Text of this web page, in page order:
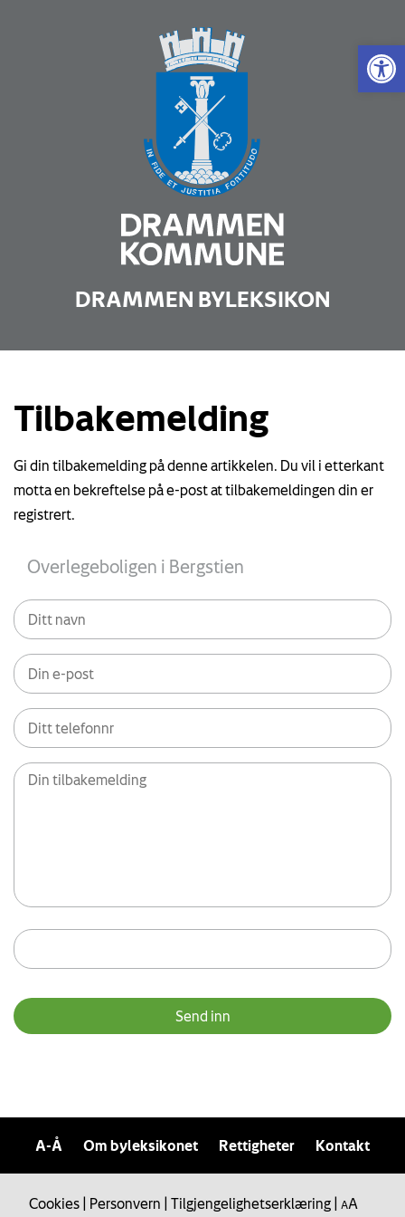
Vis
DRAMMEN BYLEKSIKON
Tilbakemelding
Gi din tilbakemelding på denne artikkelen. Du vil i etterkant
motta en bekreftelse på e-post at tilbakemeldingen din er
registrert.
A-Å Om byleksikonet Rettigheter Kontakt
Cookies Personvern Tilgjengelighetserklæring AA